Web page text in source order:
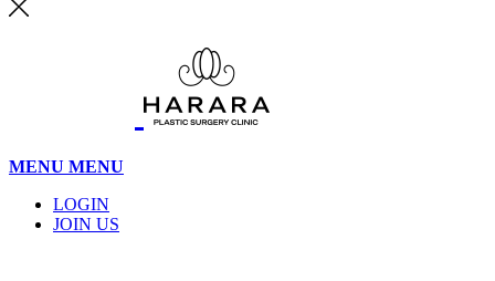
MENU MENU
LOGIN
JOIN US